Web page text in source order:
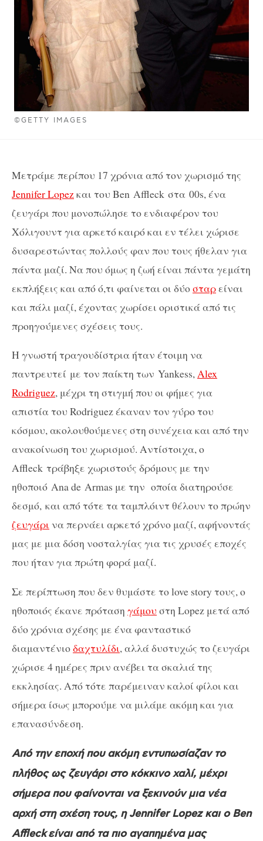
©GETTY IMAGES
Μετράμε περίπου 17 χρόνια από τον χωρισμό της
Jennifer Lopezκαι του Ben Affleck στα 00s, ένα
ζευγάρι που μονοπώλησε το ενδιαφέρον του
Χόλιγουντ για αρκετό καιρό και εν τέλει χώρισε
δυσαρεστώντας πολλούς φαν που τους ήθελαν για
πάντα μαζί. Να που όμως η ζωή είναι πάντα γεμάτη
εκπλήξεις και από ό,τι φαίνεται οι δύοσταρείναι
και πάλι μαζί, έχοντας χωρίσει οριστικά από τις
προηγούμενες σχέσεις τους.
Η γνωστή τραγουδίστρια ήταν έτοιμη να
παντρευτεί με τον παίκτη των Yankess,Alex
Rodriguez, μέχρι τη στιγμή που οι φήμες για
απιστία του Rodriguez έκαναν τον γύρο του
κόσμου, ακολουθούμενες στη συνέχεια και από την
ανακοίνωση του χωρισμού. Αντίστοιχα, ο
Affleck τράβηξε χωριστούς δρόμους με την
ηθοποιό Ana de Armas με την οποία διατηρούσε
δεσμό, και από τότε τα ταμπλόιντ θέλουν το πρώην
ζευγάρι να περνάει αρκετό χρόνο μαζί, αφήνοντάς
μας με μια δόση νοσταλγίας για τις χρυσές εποχές
που ήταν για πρώτη φορά μαζί.
Σε περίπτωση που δεν θυμάστε το love story τους, ο
ηθοποιός έκανε πρόταση γάμου στη Lopez μετά από
δύο χρόνια σχέσης με ένα φανταστικό
διαμαντένιοδαχτυλίδι, αλλά δυστυχώς το ζευγάρι
χώρισε 4 ημέρες πριν ανέβει τα σκαλιά της
εκκλησίας. Από τότε παρέμειναν καλοί φίλοι και
σήμερα ίσως μπορούμε να μιλάμε ακόμη και για
επανασύνδεση.
Από την εποχή που ακόμη εντυπωσίαζαν το
πλήθος ως ζευγάρι στο κόκκινο χαλί, μέχρι
σήμερα που φαίνονται να ξεκινούν μια νέα
αρχή στη σχέση τους, η Jennifer Lopez και ο Ben
Affleckείναι από τα πιο αγαπημένα μας